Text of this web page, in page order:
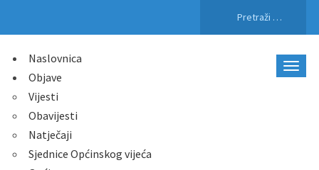
Naslovnica
Objave
Vijesti
Obavijesti
Natječaji
Sjednice Općinskog vijeća